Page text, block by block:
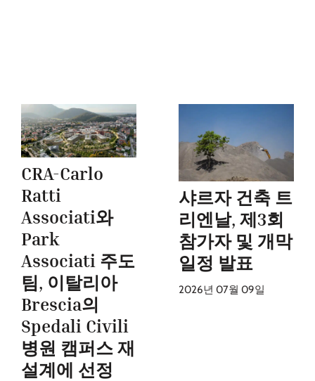
CRA-Carlo
Ratti
Associati와
Park
Associati 주도
팀, 이탈리아
Brescia의
Spedali Civili
병원 캠퍼스 재
설계에 선정
샤르자 건축 트
리엔날, 제3회
참가자 및 개막
일정 발표
2026년 07월 09일